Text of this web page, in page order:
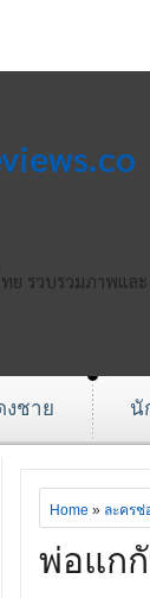
ย รวบรวมภาพและ
งชาย นั
Home » ละครช่
พ่อแก